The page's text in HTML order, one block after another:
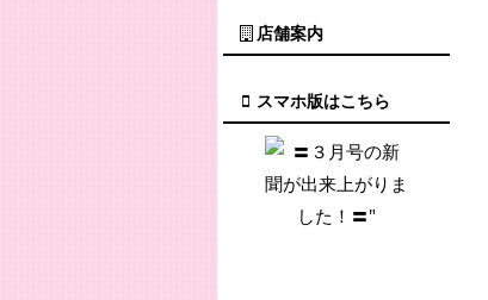
店舗案内
スマホ版はこちら